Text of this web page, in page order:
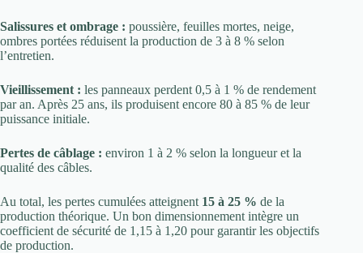
Salissures et ombrage : poussière, feuilles mortes, neige,
ombres portées réduisent la production de 3 à 8 % selon
l’entretien.
Vieillissement : les panneaux perdent 0,5 à 1 % de rendement
par an. Après 25 ans, ils produisent encore 80 à 85 % de leur
puissance initiale.
Pertes de câblage : environ 1 à 2 % selon la longueur et la
qualité des câbles.
Au total, les pertes cumulées atteignent 15 à 25 % de la
production théorique. Un bon dimensionnement intègre un
coefficient de sécurité de 1,15 à 1,20 pour garantir les objectifs
de production.